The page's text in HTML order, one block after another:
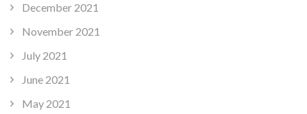
December 2021
November 2021
July 2021
June 2021
May 2021